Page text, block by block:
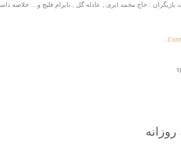
: فرشاد فرشته حکمت بازیگران : حاج محمد ایری , عادله گل , بایرام قلیچ و…
روزانه